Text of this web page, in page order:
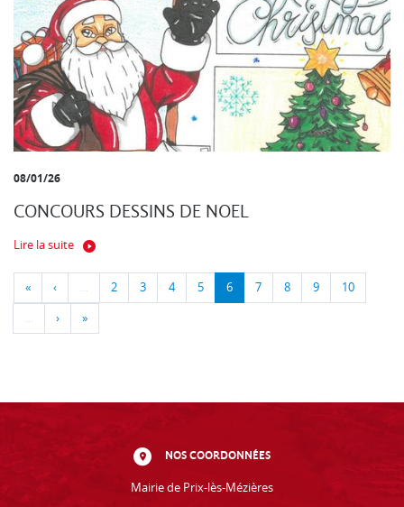
08/01/26
CONCOURS DESSINS DE NOEL
Lire la suite
« ‹ … 2 3 4 5 6 7 8 9 10
… › »
NOS COORDONNÉES
Mairie de Prix-lès-Mézières